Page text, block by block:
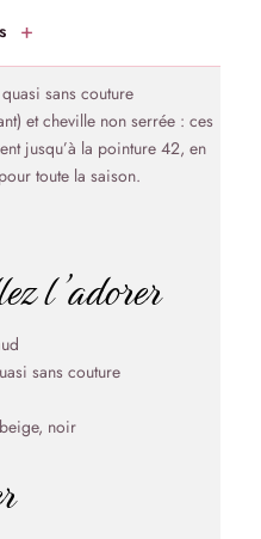
sans couture
et cheville non serrée : ces
jusqu’à la pointure 42, en
toute la saison.
l’adorer
sans couture
noir